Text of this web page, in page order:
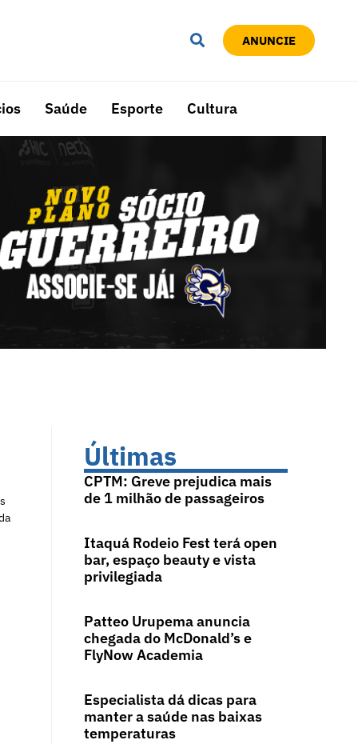
ANUNCIE
Saúde Esporte Cultura
Últimas
CPTM: Greve prejudica mais
de 1 milhão de passageiros
Itaquá Rodeio Fest terá open
bar, espaço beauty e vista
privilegiada
Patteo Urupema anuncia
chegada do McDonald’s e
FlyNow Academia
Especialista dá dicas para
manter a saúde nas baixas
temperaturas